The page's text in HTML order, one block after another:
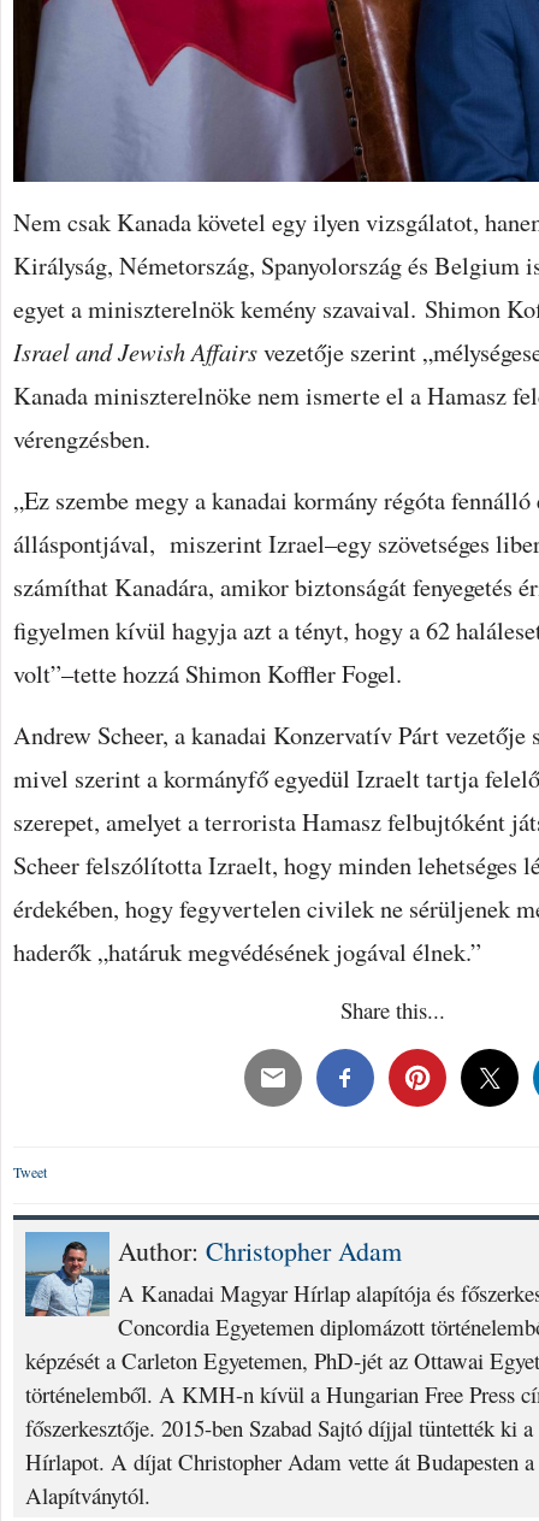
Nem csak Kanada követel egy ilyen vizsgálatot,
Királyság, Németország, Spanyolország és Belgium
egyet a miniszterelnök kemény szavaival. Shimon
Israel and Jewish Affairsvezetője szerint
Kanada miniszterelnöke nem ismerte el a Hamasz
vérengzésben.
„Ez szembe megy a kanadai kormány régóta
álláspontjával, miszerint Izrael–egy szövetséges
számíthat Kanadára, amikor biztonságát fenyegetés
figyelmen kívül hagyja azt a tényt, hogy a 62
volt”–tette hozzá Shimon Koffler Fogel.
Andrew Scheer, a kanadai Konzervatív Párt
mivel szerint a kormányfő egyedül Izraelt tartja
szerepet, amelyet a terrorista Hamasz felbujtóként
Scheer felszólította Izraelt, hogy minden lehetséges
érdekében, hogy fegyvertelen civilek ne sérüljenek
haderők „határuk megvédésének jogával élnek.”
Share this...
Tweet
Author: Christopher Adam
A Kanadai Magyar Hírlap alapítója és
Concordia Egyetemen diplomázott
képzését a Carleton Egyetemen, PhD-jét az Ottawai
történelemből. A KMH-n kívül a Hungarian Free Press
főszerkesztője. 2015-ben Szabad Sajtó díjjal tüntették ki
Hírlapot. A díjat Christopher Adam vette át Budapesten a
Alapítványtól.